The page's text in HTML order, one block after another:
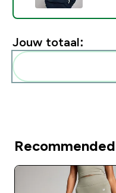
Jouw totaal: